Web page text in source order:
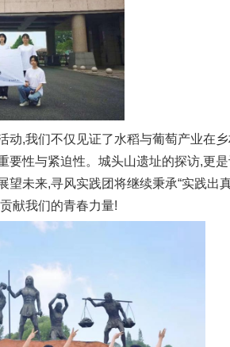
动,我们不仅见证了水稻与葡萄产业在
要性与紧迫性。城头山遗址的探访,更
望未来,寻风实践团将继续秉承“实践出
献我们的青春力量!